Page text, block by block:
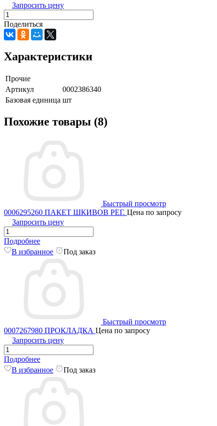
Запросить цену
Поделиться
Характеристики
Прочие
Артикул
0002386340
Базовая единица шт
Похожие товары (8)
Быстрый просмотр
0006295260 ПАКЕТ ШКИВОВ РЕГ. Цена по запросу
Запросить цену
Подробнее
В избранное
Под заказ
Быстрый просмотр
0007267980 ПРОКЛАДКА Цена по запросу
Запросить цену
Подробнее
В избранное
Под заказ